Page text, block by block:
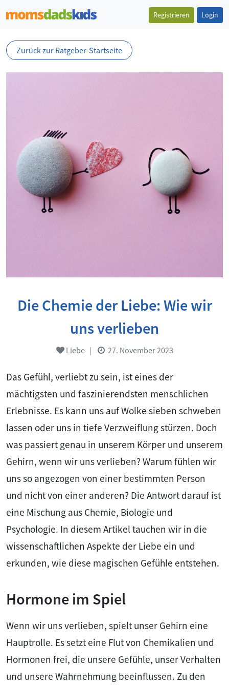
Registrieren Login
Zurück zur Ratgeber-Startseite
Die Chemie der Liebe: Wie wir
uns verlieben
Liebe| 27. November 2023
Das Gefühl, verliebt zu sein, ist eines der
mächtigsten und faszinierendsten menschlichen
Erlebnisse. Es kann uns auf Wolke sieben schweben
lassen oder uns in tiefe Verzweiflung stürzen. Doch
was passiert genau in unserem Körper und unserem
Gehirn, wenn wir uns verlieben? Warum fühlen wir
uns so angezogen von einer bestimmten Person
und nicht von einer anderen? Die Antwort darauf ist
eine Mischung aus Chemie, Biologie und
Psychologie. In diesem Artikel tauchen wir in die
wissenschaftlichen Aspekte der Liebe ein und
erkunden, wie diese magischen Gefühle entstehen.
Hormone im Spiel
Wenn wir uns verlieben, spielt unser Gehirn eine
Hauptrolle. Es setzt eine Flut von Chemikalien und
Hormonen frei, die unsere Gefühle, unser Verhalten
und unsere Wahrnehmung beeinflussen. Zu den